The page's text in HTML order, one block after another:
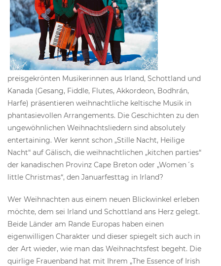
preisgekrönten Musikerinnen aus Irland, Schottland und
Kanada (Gesang, Fiddle, Flutes, Akkordeon, Bodhrán,
Harfe) präsentieren weihnachtliche keltische Musik in
phantasievollen Arrangements. Die Geschichten zu den
ungewöhnlichen Weihnachtsliedern sind absolutely
entertaining. Wer kennt schon „Stille Nacht, Heilige
Nacht“ auf Gälisch, die weihnachtlichen „kitchen parties“
der kanadischen Provinz Cape Breton oder „Women´s
little Christmas“, den Januarfesttag in Irland?
Wer Weihnachten aus einem neuen Blickwinkel erleben
möchte, dem sei Irland und Schottland ans Herz gelegt.
Beide Länder am Rande Europas haben einen
eigenwilligen Charakter und dieser spiegelt sich auch in
der Art wieder, wie man das Weihnachtsfest begeht. Die
quirlige Frauenband hat mit Ihrem „The Essence of Irish